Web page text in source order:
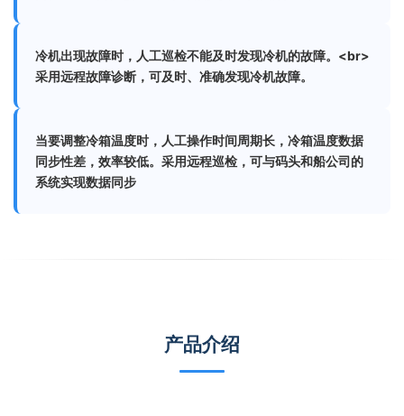
冷机出现故障时，人工巡检不能及时发现冷机的故障。<br>
采用远程故障诊断，可及时、准确发现冷机故障。
当要调整冷箱温度时，人工操作时间周期长，冷箱温度数据
同步性差，效率较低。采用远程巡检，可与码头和船公司的
系统实现数据同步
产品介绍